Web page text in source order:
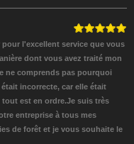
pour l'excellent service que vous
dont vous avez traité mon
ne comprends pas pourquoi
incorrecte, car elle était
est en ordre.Je suis très
entreprise à tous mes
de forêt et je vous souhaite le